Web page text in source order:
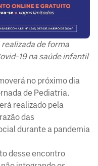
de forma
19 na saúde infantil
no próximo dia
de Pediatria.
realizado pela
das
durante a pandemia
desse encontro